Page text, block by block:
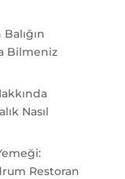
Balığın
Bilmeniz
Nasıl
Restoran